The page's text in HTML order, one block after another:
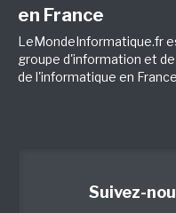
en France
LeMondeInformatique.fr
groupe d'information et
de l'informatique en
Suivez-